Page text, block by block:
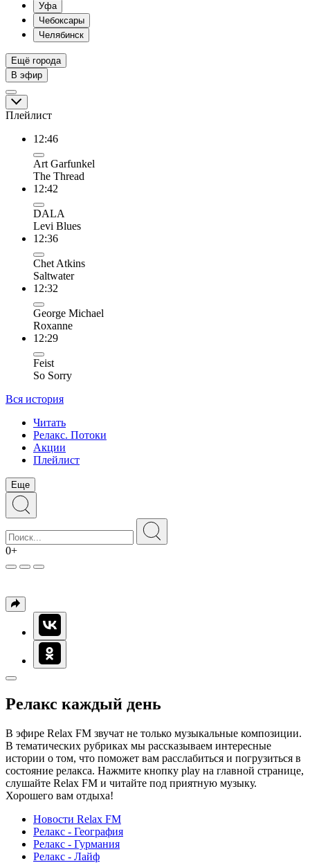
Уфа
Чебоксары
Челябинск
Ещё города
В эфир
Плейлист
12:46
Art Garfunkel
The Thread
12:42
DALA
Levi Blues
12:36
Chet Atkins
Saltwater
12:32
George Michael
Roxanne
12:29
Feist
So Sorry
Вся история
Читать
Релакс. Потоки
Акции
Плейлист
Еще
0+
Релакс каждый день
В эфире Relax FM звучат не только музыкальные композиции.
В тематических рубриках мы рассказываем интересные
истории о том, что поможет вам расслабиться и погрузиться в
состояние релакса. Нажмите кнопку play на главной странице,
слушайте Relax FM и читайте под приятную музыку.
Хорошего вам отдыха!
Новости Relax FM
Релакс - География
Релакс - Гурмания
Релакс - Лайф